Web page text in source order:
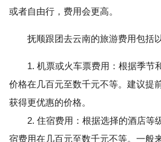
或者自由行，费用会更高。
抚顺跟团去云南的旅游费用包括
1. 机票或火车票费用：根据季节
价格在几百元至数千元不等。建议提
获得更优惠的价格。
2. 住宿费用：根据选择的酒店等
宿费用在几百元至数千元不等。一般